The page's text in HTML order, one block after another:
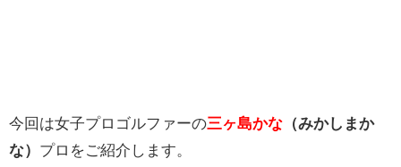
今回は女子プロゴルファーの三ヶ島かな （みかしまか
な） プロをご紹介します。